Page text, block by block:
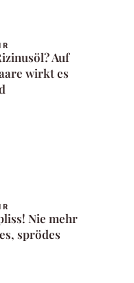
Auf
wirkt es
Nie mehr
sprödes